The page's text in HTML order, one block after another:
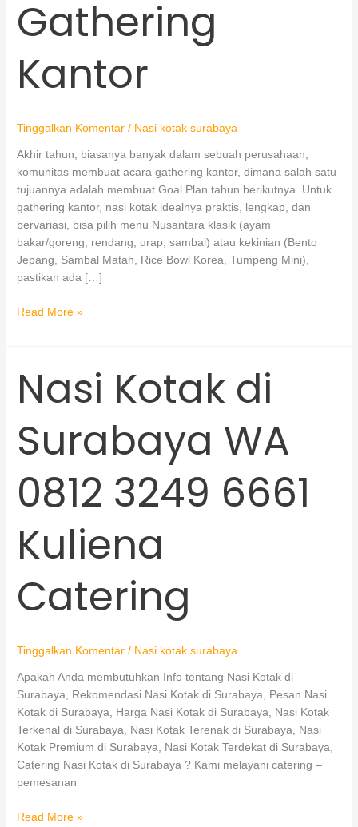
Gathering
Kantor
Tinggalkan Komentar / Nasi kotak surabaya
Akhir tahun, biasanya banyak dalam sebuah perusahaan,
komunitas membuat acara gathering kantor, dimana salah satu
tujuannya adalah membuat Goal Plan tahun berikutnya. Untuk
gathering kantor, nasi kotak idealnya praktis, lengkap, dan
bervariasi, bisa pilih menu Nusantara klasik (ayam
bakar/goreng, rendang, urap, sambal) atau kekinian (Bento
Jepang, Sambal Matah, Rice Bowl Korea, Tumpeng Mini),
pastikan ada […]
Read More »
Nasi Kotak di
Surabaya WA
0812 3249 6661
Kuliena
Catering
Tinggalkan Komentar / Nasi kotak surabaya
Apakah Anda membutuhkan Info tentang Nasi Kotak di
Surabaya, Rekomendasi Nasi Kotak di Surabaya, Pesan Nasi
Kotak di Surabaya, Harga Nasi Kotak di Surabaya, Nasi Kotak
Terkenal di Surabaya, Nasi Kotak Terenak di Surabaya, Nasi
Kotak Premium di Surabaya, Nasi Kotak Terdekat di Surabaya,
Catering Nasi Kotak di Surabaya ? Kami melayani catering –
pemesanan
Kotak
di
WA
3249
6661
Catering
Read More »